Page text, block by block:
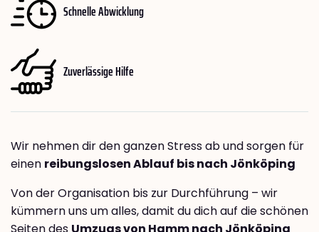
Schnelle Abwicklung
Zuverlässige Hilfe
Wir nehmen dir den ganzen Stress ab und sorgen für
einen reibungslosen Ablauf bis nach Jönköping
Von der Organisation bis zur Durchführung – wir
kümmern uns um alles, damit du dich auf die schönen